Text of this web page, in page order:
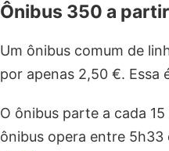
Ônibus 350 a partir
Um ônibus comum de
por apenas 2,50 €. Essa
O ônibus parte a cada
ônibus opera entre 5h33